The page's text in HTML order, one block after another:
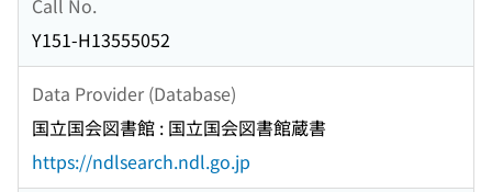
Y151-H13555052
Data Provider (Database)
国立国会図書館 : 国立国会図書館蔵書
https://ndlsearch.ndl.go.jp